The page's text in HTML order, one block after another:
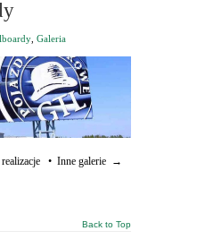
Galeria
realizacje • Inne galerie →
Back to Top